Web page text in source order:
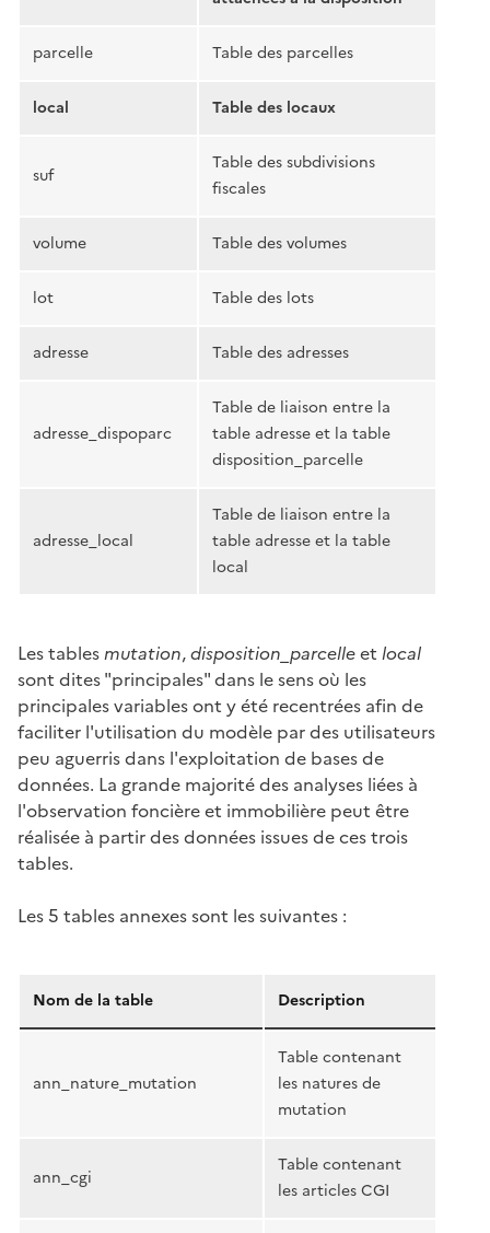
parcelle Table des parcelles
local Table des locaux
suf
Table des subdivisions
fiscales
volume Table des volumes
lot Table des lots
adresse Table des adresses
adresse_dispoparc
Table de liaison entre la
table adresse et la table
disposition_parcelle
adresse_local
Table de liaison entre la
table adresse et la table
local
Les tablesmutation,disposition_parcelleet local
sont dites "principales" dans le sens où les
principales variables ont y été recentrées afin de
faciliter l'utilisation du modèle par des utilisateurs
peu aguerris dans l'exploitation de bases de
données. La grande majorité des analyses liées à
l'observation foncière et immobilière peut être
réalisée à partir des données issues de ces trois
tables.
Les 5 tables annexes sont les suivantes :
Nom de la table Description
ann_nature_mutation
Table contenant
les natures de
mutation
ann_cgi
Table contenant
les articles CGI